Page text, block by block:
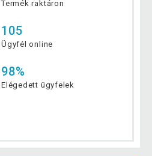
Termék raktáron
105
Ügyfél online
98%
Elégedett ügyfelek